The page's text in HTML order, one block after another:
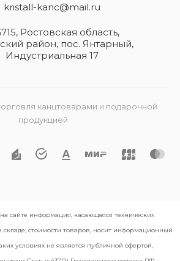
kristall-kanc@mail.ru
Ростовская область​,
район, пос. Янтарный,
Индустриальная 17
канцтоварами и подарочной
продукцией
сайте информация, касающаяся технических
складе, стоимости товаров, носит информационный
условиях не является публичной офертой,